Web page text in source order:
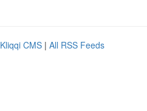
Kliqqi CMS | All RSS Feeds